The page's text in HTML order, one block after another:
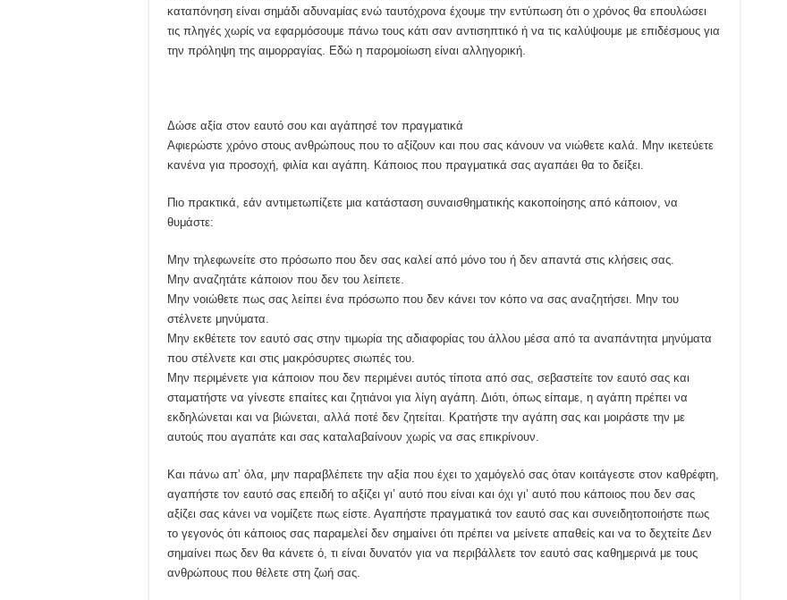
καταπόνηση είναι σημάδι αδυναμίας ενώ ταυτόχρονα έχουμε την εντύπωση ότι ο χρόνος θα επουλώσει
τις πληγές χωρίς να εφαρμόσουμε πάνω τους κάτι σαν αντισηπτικό ή να τις καλύψουμε με επιδέσμους για
την πρόληψη της αιμορραγίας. Εδώ η παρομοίωση είναι αλληγορική.
Δώσε αξία στον εαυτό σου και αγάπησέ τον πραγματικά
Αφιερώστε χρόνο στους ανθρώπους που το αξίζουν και που σας κάνουν να νιώθετε καλά. Μην ικετεύετε
κανένα για προσοχή, φιλία και αγάπη. Κάποιος που πραγματικά σας αγαπάει θα το δείξει.
Πιο πρακτικά, εάν αντιμετωπίζετε μια κατάσταση συναισθηματικής κακοποίησης από κάποιον, να
θυμάστε:
Μην τηλεφωνείτε στο πρόσωπο που δεν σας καλεί από μόνο του ή δεν απαντά στις κλήσεις σας.
Μην αναζητάτε κάποιον που δεν του λείπετε.
Μην νοιώθετε πως σας λείπει ένα πρόσωπο που δεν κάνει τον κόπο να σας αναζητήσει. Μην του
στέλνετε μηνύματα.
Μην εκθέτετε τον εαυτό σας στην τιμωρία της αδιαφορίας του άλλου μέσα από τα αναπάντητα μηνύματα
που στέλνετε και στις μακρόσυρτες σιωπές του.
Μην περιμένετε για κάποιον που δεν περιμένει αυτός τίποτα από σας, σεβαστείτε τον εαυτό σας και
σταματήστε να γίνεστε επαίτες και ζητιάνοι για λίγη αγάπη. Διότι, όπως είπαμε, η αγάπη πρέπει να
εκδηλώνεται και να βιώνεται, αλλά ποτέ δεν ζητείται. Κρατήστε την αγάπη σας και μοιράστε την με
αυτούς που αγαπάτε και σας καταλαβαίνουν χωρίς να σας επικρίνουν.
Και πάνω απ’ όλα, μην παραβλέπετε την αξία που έχει το χαμόγελό σας όταν κοιτάγεστε στον καθρέφτη,
αγαπήστε τον εαυτό σας επειδή το αξίζει γι’ αυτό που είναι και όχι γι’ αυτό που κάποιος που δεν σας
αξίζει σας κάνει να νομίζετε πως είστε. Αγαπήστε πραγματικά τον εαυτό σας και συνειδητοποιήστε πως
το γεγονός ότι κάποιος σας παραμελεί δεν σημαίνει ότι πρέπει να μείνετε απαθείς και να το δεχτείτε Δεν
σημαίνει πως δεν θα κάνετε ό, τι είναι δυνατόν για να περιβάλλετε τον εαυτό σας καθημερινά με τους
ανθρώπους που θέλετε στη ζωή σας.